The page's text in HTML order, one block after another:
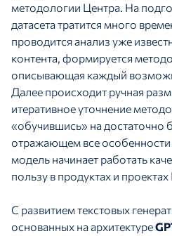
методологии Центра. На
датасета тратится много
проводится анализ уже
контента, формируется
описывающая каждый
Далее происходит ручная
итеративное уточнение
«обучившись» на
отражающем все особенности
модель начинает работать
пользу в продуктах и
С развитием текстовых
основанных на архитектуре